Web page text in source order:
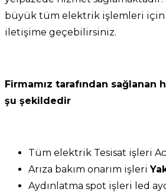
büyük tüm elektrik işlemleri için
iletişime geçebilirsiniz.
Firmamız tarafından sağlanan
şu şekildedir
Tüm elektrik Tesisat işleri
Arıza bakım onarım işleri
Aydınlatma spot işleri led